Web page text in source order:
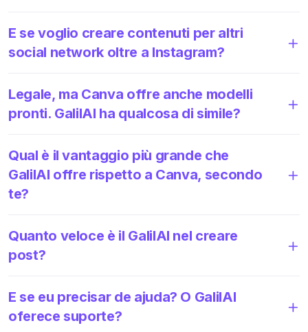
E se voglio creare contenuti per altri
social network oltre a Instagram?
Legale, ma Canva offre anche modelli
pronti. GalilAI ha qualcosa di simile?
Qual è il vantaggio più grande che
GalilAI offre rispetto a Canva, secondo
te?
Quanto veloce è il GalilAI nel creare
post?
E se eu precisar de ajuda? O GalilAI
oferece suporte?